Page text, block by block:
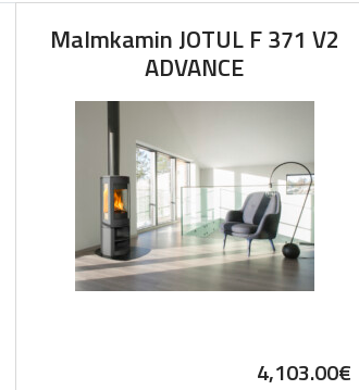
Malmkamin JOTUL F 371 V2
ADVANCE
4,103.00€